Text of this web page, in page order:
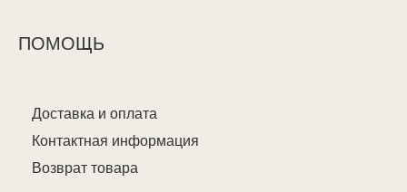
ПОМОЩЬ
Доставка и оплата
Контактная информация
Возврат товара